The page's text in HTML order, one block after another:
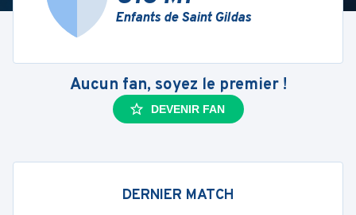
Enfants de Saint Gildas
Aucun fan, soyez le premier !
DEVENIR FAN
DERNIER MATCH